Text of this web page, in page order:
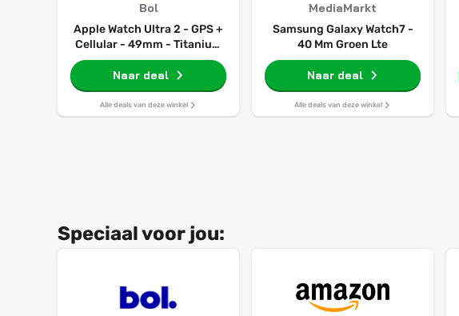
Bol
Apple Watch Ultra 2 - GPS +
Cellular - 49mm - Titanium
Case with Wit Ocean Band
Naar deal
Alle deals van deze winkel
MediaMarkt
Samsung Galaxy Watch7 -
40 Mm Groen Lte
Naar deal
Alle deals van deze winkel
Speciaal voor jou: